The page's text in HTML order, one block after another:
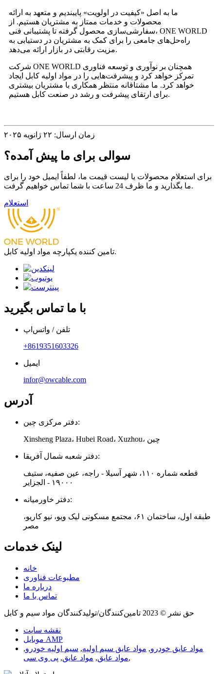
ما به اصل «کیفیت در اولویت» پایبندیم و متعهد به ارائه
محصولات و خدمات ممتاز به مشتریان هستیم. از
سفارشی‌سازی محصول گرفته تا پشتیبانی فنی، ONE WORLD
راه‌حل‌های جامعی را برای کمک به مشتریان در دستیابی به
مزیت رقابتی در بازار ارائه می‌دهد.
شرکت ONE WORLD همچنان بر نوآوری و توسعه فناوری
تمرکز خواهد کرد و پیشرفت‌هایی را در مواد اولیه کابل ایجاد
خواهد کرد. ما مشتاقانه منتظر همکاری با مشتریان بیشتری
برای ارتقای پیشرفت و رشد در صنعت کابل هستیم.
زمان ارسال: ۲۲ ژانویه ۲۰۲۵
سوالی برای ما پیش آمده؟
برای استعلام محصولات یا لیست قیمت ما، لطفاً ایمیل خود را برای
ما بگذارید و ما ظرف 24 ساعت با شما تماس خواهیم گرفت.
استعلام
تامین کننده یکپارچه مواد اولیه کابل.
با ما تماس بگیرید
تلفن / واتس‌اپ
‎+8619351603326‎
ایمیل
infor@owcable.com
آدرس
دفتر مرکزی چین:
Xinsheng Plaza، Hubei Road، Xuzhou، چین
دفتر شعبه شمال آفریقا:
قطعه شماره ۱۱۰، شهر آسیلا - راجه، عین صفیه، ستیف
۱۹۰۰۰ - الجزایر
دفتر خاورمیانه:
طبقه اول، ساختمان ۶۱، مجتمع مسکونی لیک ویو، نیو کاریو،
مصر
لینک خدمات
خانه
مطبوعات فناوری
درباره ما
تماس با ما
حق نشر © 2023 تامین‌کنندگان/تولیدکنندگان مواد سیم و کابل
نقشه سایت
موبایل AMP
مواد عایق خودرو, مواد عایق سیم اولیه, سیم اولیه خودرو,
مواد عایق, مواد عایق, پی وی سی ,